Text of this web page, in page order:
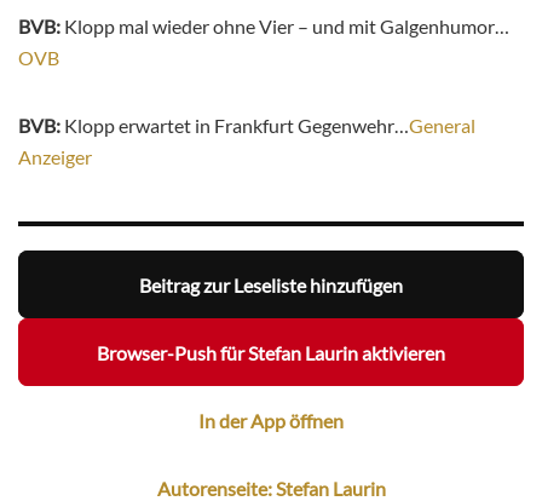
BVB: Klopp mal wieder ohne Vier – und mit Galgenhumor…
OVB
BVB: Klopp erwartet in Frankfurt Gegenwehr…General
Anzeiger
Beitrag zur Leseliste hinzufügen
Browser-Push für Stefan Laurin aktivieren
In der App öffnen
Autorenseite: Stefan Laurin